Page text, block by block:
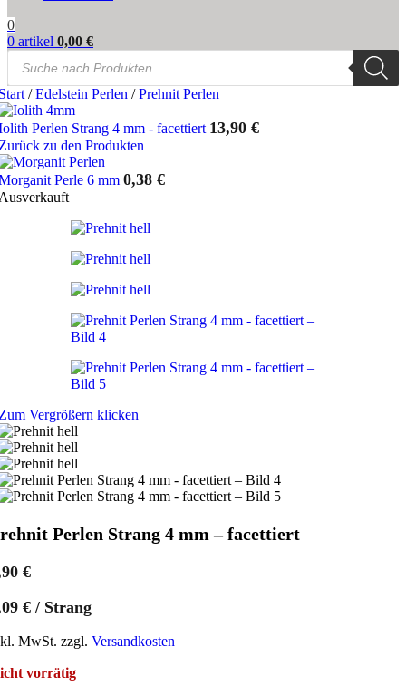
0
0 artikel 0,00 €
Products
search
/ Edelstein Perlen / Prehnit Perlen
Perlen Strang 4 mm - facettiert 13,90 €
zu den Produkten
Perle 6 mm 0,38 €
Vergrößern klicken
Perlen Strang 4 mm – facettiert
€
€ / Strang
MwSt. zzgl. Versandkosten
vorrätig